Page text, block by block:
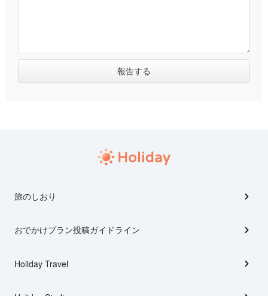
旅のしおり
おでかけプラン投稿ガイドライン
Holiday Travel